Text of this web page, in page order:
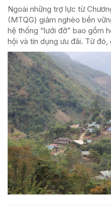
Ngoài những trợ lực từ
(MTQG) giảm nghèo bền
hệ thống “lưới đỡ” bao gồm
hội và tín dụng ưu đãi. Từ đó,